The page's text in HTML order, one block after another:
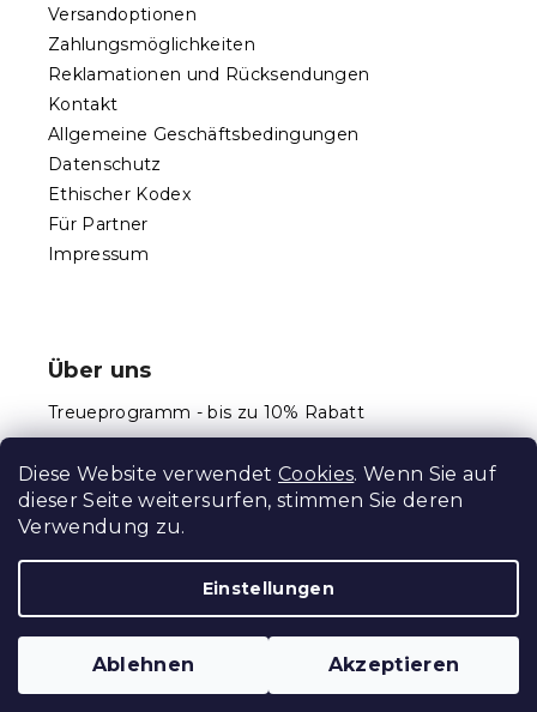
Diese Website verwendet Cookies. Wenn Sie auf
dieser Seite weitersurfen, stimmen Sie deren
Verwendung zu.
Einstellungen
Ablehnen Akzeptieren
e
e
Versandoptionen
Zahlungsmöglichkeiten
Reklamationen und Rücksendungen
Kontakt
Allgemeine Geschäftsbedingungen
Datenschutz
Ethischer Kodex
Für Partner
Impressum
Über uns
Treueprogramm - bis zu 10% Rabatt
Copyright 2026Schlafen Welt. Alle Rechte
vorbehalten.
Cookie-Einstellungen ändern